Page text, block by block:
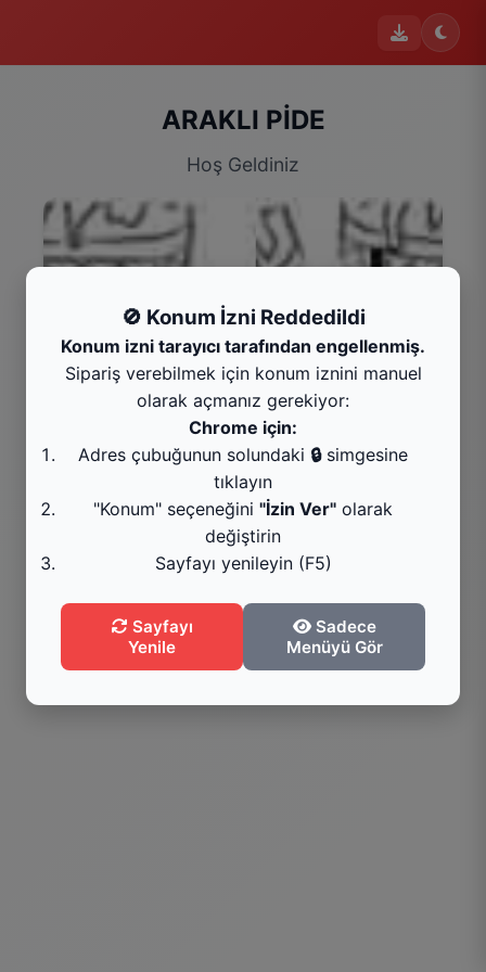
ARAKLI PİDE
Hoş Geldiniz
Garnitürler
Kategoriyi Gör
Menüye Git
🚫 Konum İzni Reddedildi
Konum izni tarayıcı tarafından engellenmiş.
Sipariş verebilmek için konum iznini manuel
olarak açmanız gerekiyor:
Chrome için:
Adres çubuğunun solundaki 🔒simgesine
tıklayın
"Konum" seçeneğini "İzin Ver" olarak
değiştirin
Sayfayı yenileyin (F5)
Sayfayı
Yenile
Sadece
Menüyü Gör